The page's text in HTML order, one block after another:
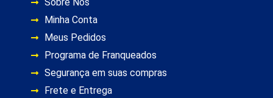
Minha Conta
Meus Pedidos
Programa de Franqueados
Segurança em suas compras
Frete e Entrega